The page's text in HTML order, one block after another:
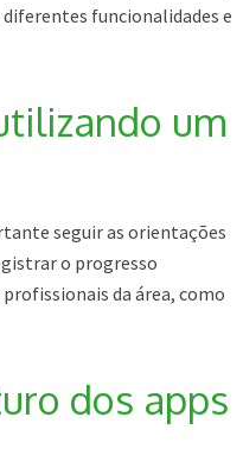
funcionalidades e
um
seguir as orientações
o progresso
da área, como
dos apps